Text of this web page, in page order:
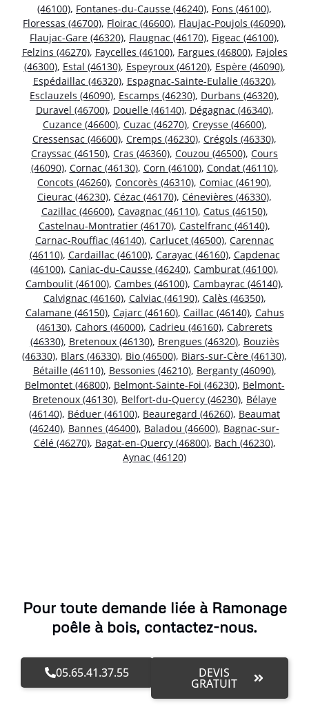
(46100), Fontanes-du-Causse (46240), Fons (46100),
Floressas (46700), Floirac (46600), Flaujac-Poujols (46090),
Flaujac-Gare (46320), Flaugnac (46170), Figeac (46100),
Felzins (46270), Faycelles (46100), Fargues (46800), Fajoles
(46300), Estal (46130), Espeyroux (46120), Espère (46090),
Espédaillac (46320), Espagnac-Sainte-Eulalie (46320),
Esclauzels (46090), Escamps (46230), Durbans (46320),
Duravel (46700), Douelle (46140), Dégagnac (46340),
Cuzance (46600), Cuzac (46270), Creysse (46600),
Cressensac (46600), Cremps (46230), Crégols (46330),
Crayssac (46150), Cras (46360), Couzou (46500), Cours
(46090), Cornac (46130), Corn (46100), Condat (46110),
Concots (46260), Concorès (46310), Comiac (46190),
Cieurac (46230), Cézac (46170), Cénevières (46330),
Cazillac (46600), Cavagnac (46110), Catus (46150),
Castelnau-Montratier (46170), Castelfranc (46140),
Carnac-Rouffiac (46140), Carlucet (46500), Carennac
(46110), Cardaillac (46100), Carayac (46160), Capdenac
(46100), Caniac-du-Causse (46240), Camburat (46100),
Camboulit (46100), Cambes (46100), Cambayrac (46140),
Calvignac (46160), Calviac (46190), Calès (46350),
Calamane (46150), Cajarc (46160), Caillac (46140), Cahus
(46130), Cahors (46000), Cadrieu (46160), Cabrerets
(46330), Bretenoux (46130), Brengues (46320), Bouziès
(46330), Blars (46330), Bio (46500), Biars-sur-Cère (46130),
Bétaille (46110), Bessonies (46210), Berganty (46090),
Belmontet (46800), Belmont-Sainte-Foi (46230), Belmont-
Bretenoux (46130), Belfort-du-Quercy (46230), Bélaye
(46140), Béduer (46100), Beauregard (46260), Beaumat
(46240), Bannes (46400), Baladou (46600), Bagnac-sur-
Célé (46270), Bagat-en-Quercy (46800), Bach (46230),
Aynac (46120)
Pour toute demande liée à Ramonage
poêle à bois, contactez-nous.
05.65.41.37.55 DEVIS
GRATUIT